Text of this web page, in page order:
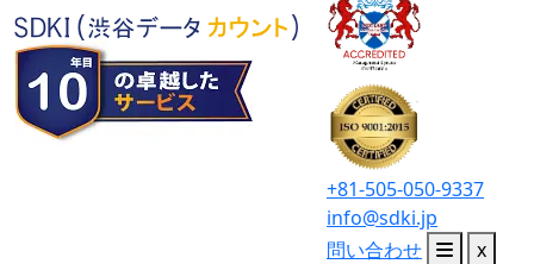
+81-505-050-9337
info@sdki.jp
問い合わせ
x